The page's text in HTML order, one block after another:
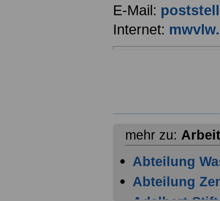
E-Mail:
Internet:
mehr zu:
Abteilung
Abteilung